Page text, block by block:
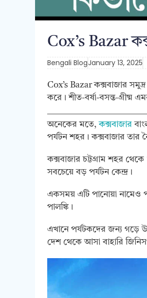
Cox’s Bazar
Bengali BlogJanuary 13, 2025
Cox’s Bazar কক্সবাজার
করে। শীত-বর্ষা-বসন্ত-
অনেকের মতে,কক্সবাজার
পর্যটন শহর। কক্সবাজার তার
কক্সবাজার চট্টগ্রাম শহর
সবচেয়ে বড় পর্যটন কেন্দ্র।
একসময় এটি পানোয়া নামেও
পালঙ্কি।
এখানে পর্যটকদের জন্য গড়ে
দেশ থেকে আসা বাহারি